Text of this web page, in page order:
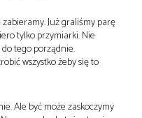
Już graliśmy parę
tylko przymiarki. Nie
tego porządnie.
wszystko żeby się to
Ale być może zaskoczymy